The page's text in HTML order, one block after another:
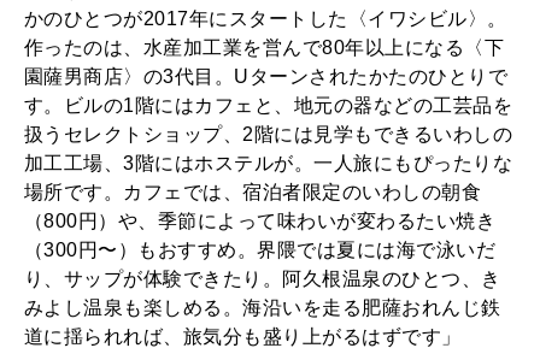
2026年2月号「良運を掴む 新・開運術。」
2026年1月号「猫がいれば、幸せ」
2025年12月号「お酒の新常識。」
かのひとつが2017年にスタートした〈イワシビル〉。
作ったのは、水産加工業を営んで80年以上になる〈下
園薩男商店〉の3代目。Uターンされたかたのひとりで
す。ビルの1階にはカフェと、地元の器などの工芸品を
扱うセレクトショップ、2階には見学もできるいわしの
加工工場、3階にはホステルが。一人旅にもぴったりな
場所です。カフェでは、宿泊者限定のいわしの朝食
（800円）や、季節によって味わいが変わるたい焼き
（300円〜）もおすすめ。界隈では夏には海で泳いだ
り、サップが体験できたり。阿久根温泉のひとつ、き
みよし温泉も楽しめる。海沿いを走る肥薩おれんじ鉄
道に揺られれば、旅気分も盛り上がるはずです」